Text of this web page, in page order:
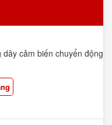
cảm biến chuyển động
ST-LB5